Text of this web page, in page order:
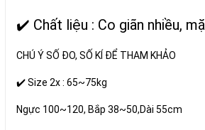
✔️ Chất liệu : Co giãn nhiều,
CHÚ Ý SỐ ĐO, SỐ KÍ ĐỂ THAM KHẢO
✔️ Size 2x : 65~75kg
Ngực 100~120, Bắp 38~50,Dài 55cm